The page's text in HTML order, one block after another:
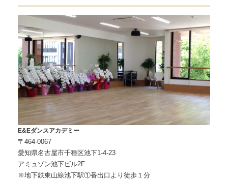
E&Eダンスアカデミー
〒464-0067
愛知県名古屋市千種区池下1-4-23
アミュゾン池下ビル2F
※地下鉄東山線池下駅①番出口より徒歩１分